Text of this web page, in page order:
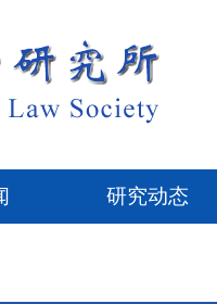
研究动态